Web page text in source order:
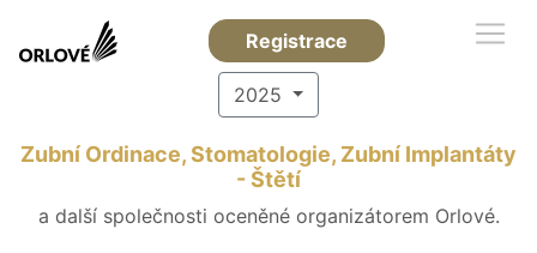
Registrace
2025
Zubní Ordinace, Stomatologie, Zubní Implantáty
- Štětí
a další společnosti oceněné organizátorem Orlové.